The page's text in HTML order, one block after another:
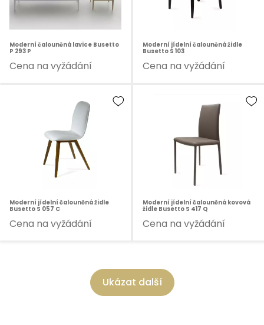
Moderní čalouněná lavice Busetto
P 293 P
Cena na vyžádání
Moderní jídelní čalouněná židle
Busetto S 103
Cena na vyžádání
Moderní jídelní čalouněná židle
Busetto S 057 C
Cena na vyžádání
Moderní jídelní čalouněná kovová
židle Busetto S 417 Q
Cena na vyžádání
Ukázat další